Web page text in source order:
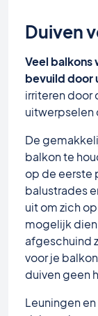
Duiven
Veel
bevuild door
irriteren door
uitwerpselen
De
balkon te
op de eerste
balustrades
uit om zich
mogelijk
afgeschuind
voor je
duiven geen
Leuningen